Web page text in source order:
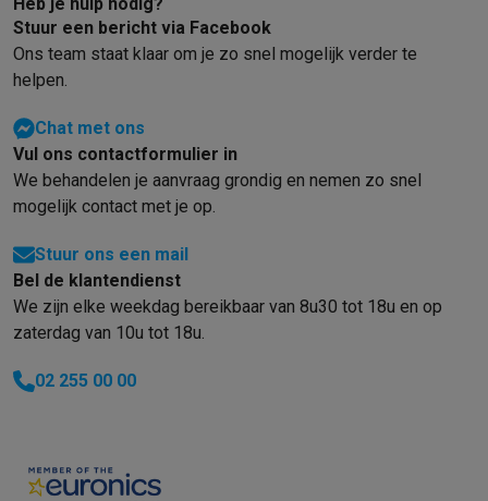
Stuur een bericht via Facebook
Ons team staat klaar om je zo snel mogelijk verder te
helpen.
Chat met ons
Vul ons contactformulier in
We behandelen je aanvraag grondig en nemen zo snel
mogelijk contact met je op.
Stuur ons een mail
Bel de klantendienst
We zijn elke weekdag bereikbaar van 8u30 tot 18u en op
zaterdag van 10u tot 18u.
02 255 00 00